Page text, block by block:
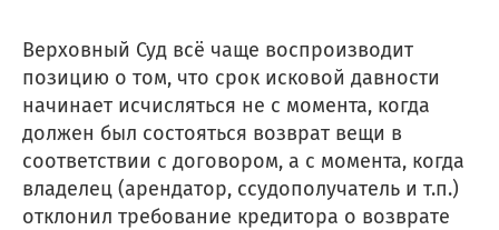
Верховный Суд всё чаще воспроизводит
позицию о том, что срок исковой давности
начинает исчисляться не с момента, когда
должен был состояться возврат вещи в
соответствии с договором, а с момента, когда
владелец (арендатор, ссудополучатель и т.п.)
отклонил требование кредитора о возврате